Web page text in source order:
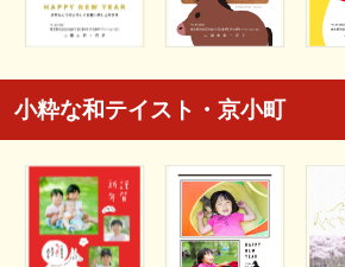
小粋な和テイスト・京小町